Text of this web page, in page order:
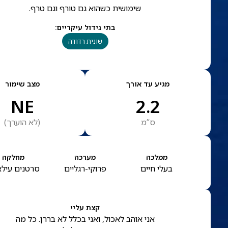
שימושית כשהוא גם טורף וגם טרף.
בתי גידול עיקריים:
שונית רדודה
מגיע עד אורך
2.2
ס”מ
מצב שימור
NE
(לא הוערך)
ממלכה
בעלי חיים
מערכה
פרוקי-רגליים
מחלקה
סרטנים
קצת עליי
אני אוהב לאכול, ואני בכלל לא בררן. כל מה